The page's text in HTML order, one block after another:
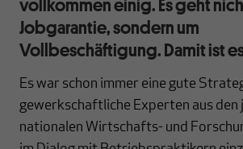
Jobgarantie, sondern um
Vollbeschäftigung. Damit ist
Es war schon immer eine gute
gewerkschaftliche Experten aus den
nationalen Wirtschafts- und